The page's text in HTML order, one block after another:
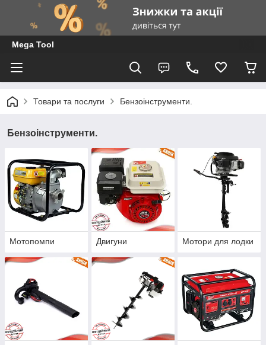
Mega Tool
Товари та послуги Бензоінструменти.
Бензоінструменти.
Мотопомпи Двигуни Мотори для лодки